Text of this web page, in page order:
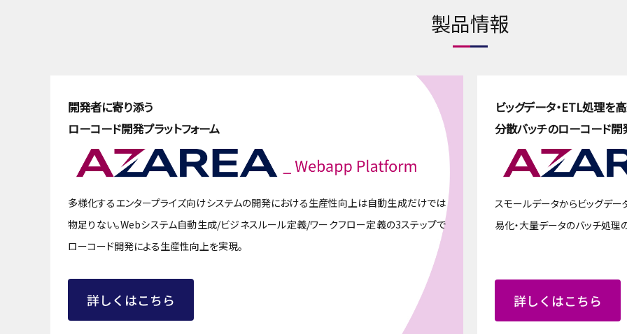
製品情報
開発者に寄り添う
ローコード開発プラットフォーム
多様化するエンタープライズ向けシステムの開発における生産性向上は自動生成だけでは
物足りない。Webシステム自動生成/ビジネスルール定義/ワークフロー定義の3ステップで
ローコード開発による生産性向上を実現。
ビッグデータ・ETL処理を
分散バッチのローコード開
スモールデータからビッグデー
易化・大量データのバッチ処理